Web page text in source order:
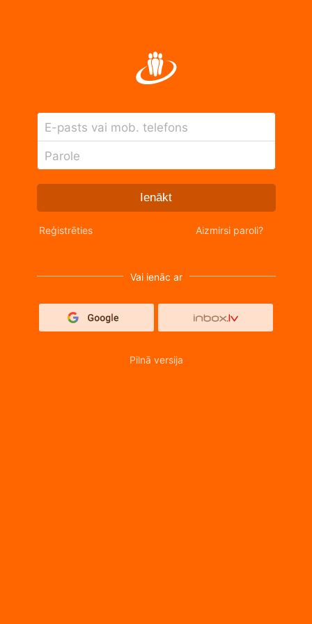
E-pasts vai mob. telefons
Parole
Ienākt
Reģistrēties Aizmirsi paroli?
Vai ienāc ar
Pilnā versija